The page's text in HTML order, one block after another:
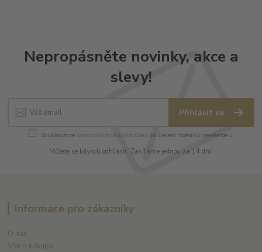
Nepropásněte novinky, akce a
slevy!
Přihlásit se
Souhlasím se zpracováním osobních údajůza účelem rozesílky newsletteru.
Můžete se kdykoli odhlásit. Zasíláme jednou za 14 dní.
Informace pro zákazníky
O nás
Vše o nákupu